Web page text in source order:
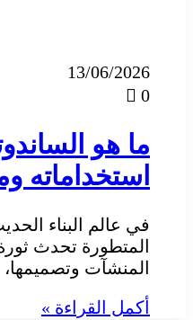
13/06/2026
0
ما هو
استخداماته
في عالم البناء
المتطورة تحدث
المنشآت
أكمل القراءة »